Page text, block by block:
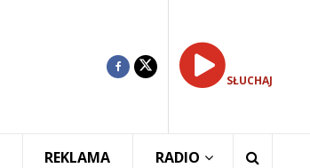
SŁUCHAJ
REKLAMA RADIO